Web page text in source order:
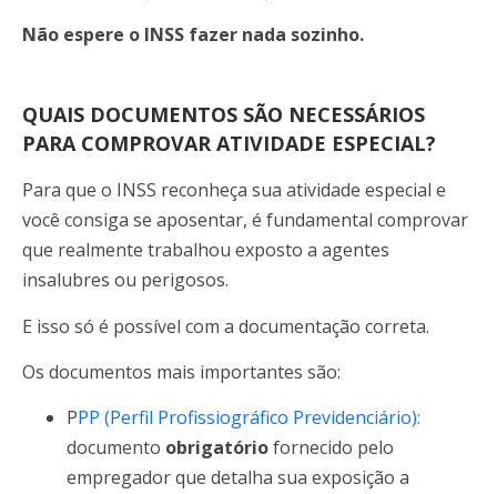
Não espere o INSS fazer nada sozinho.
QUAIS DOCUMENTOS SÃO NECESSÁRIOS
PARA COMPROVAR ATIVIDADE ESPECIAL?
Para que o INSS reconheça sua atividade especial e
você consiga se aposentar, é fundamental comprovar
que realmente trabalhou exposto a agentes
insalubres ou perigosos.
E isso só é possível com a documentação correta.
Os documentos mais importantes são:
PPP (Perfil Profissiográfico Previdenciário):
documento obrigatóriofornecido pelo
empregador que detalha sua exposição a